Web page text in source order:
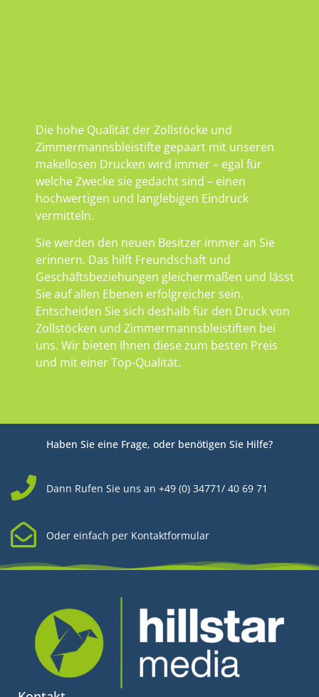
Die hohe Qualität der Zollstöcke und
Zimmermannsbleistifte gepaart mit unseren
makellosen Drucken wird immer – egal für
welche Zwecke sie gedacht sind – einen
hochwertigen und langlebigen Eindruck
vermitteln.
Sie werden den neuen Besitzer immer an Sie
erinnern. Das hilft Freundschaft und
Geschäftsbeziehungen gleichermaßen und lässt
Sie auf allen Ebenen erfolgreicher sein.
Entscheiden Sie sich deshalb für den Druck von
Zollstöcken und Zimmermannsbleistiften bei
uns. Wir bieten Ihnen diese zum besten Preis
und mit einer Top-Qualität.
Haben Sie eine Frage, oder benötigen Sie Hilfe?
Dann Rufen Sie uns an +49 (0) 34771/ 40 69 71
Oder einfach per Kontaktformular